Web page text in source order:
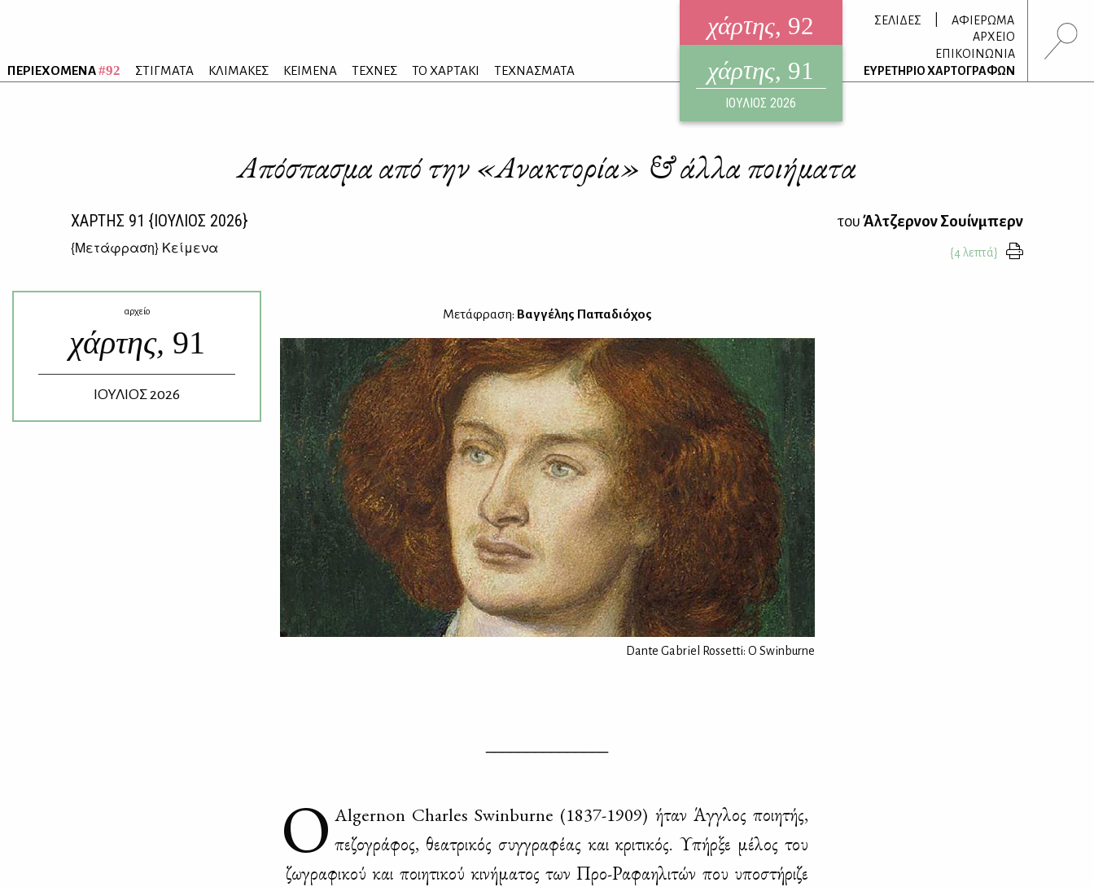
ΠΕΡΙΕΧΟΜΕΝΑ#92 ΣΤΙΓΜΑΤΑ ΚΛΙΜΑΚΕΣ ΚΕΙΜΕΝΑ ΤΕΧΝΕΣ ΤΟ ΧΑΡΤΑΚΙ ΤΕΧΝΑΣΜΑΤΑ
χάρτης, 92
ηλεκτρονικό περιοδικό
ΑΥΓΟΥΣΤΟΣ 2026
χάρτης, 91
ΙΟΥΛΙΟΣ 2026
ΣΕΛΙΔΕΣ
ΑΦΙΕΡΩΜΑ
ΑΡΧΕΙΟ
ΕΠΙΚΟΙΝΩΝΙΑ
ΕΥΡΕΤΗΡΙΟ ΧΑΡΤΟΓΡΑΦΩΝ
Απόσπασμα από την «Ανακτορία» & άλλα ποιήματα
ΧΑΡΤΗΣ 91 {ΙΟΥΛΙΟΣ 2026}
{Μετάφραση} Κείμενα
τουΆλτζερνον Σουίνμπερν
{4 λεπτά}
αρχείο
χάρτης, 91
ΙΟΥΛΙΟΣ 2026
Μετάφραση: Βαγγέλης Παπαδιόχος
Dante Gabriel Rossetti: Ο Swinburne
Ο Algernon Charles Swinburne (1837-1909) ήταν Άγ­γλος ποι­η­τής,
πε­ζο­γρά­φος, θε­α­τρι­κός συγ­γρα­φέ­ας και κρι­τι­κός. Υπήρ­ξε μέ­λος του
ζω­γρα­φι­κού και ποι­η­τι­κού κι­νή­μα­τος των Προ-Ρα­φαη­λι­τών που υπο­στή­ρι­ζε